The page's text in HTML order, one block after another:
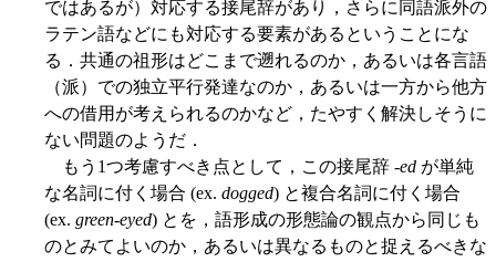
ではあるが）対応する接尾辞があり，さらに同語派外の
ラテン語などにも対応する要素があるということにな
る．共通の祖形はどこまで遡れるのか，あるいは各言語
（派）での独立平行発達なのか，あるいは一方から他方
への借用が考えられるのかなど，たやすく解決しそうに
ない問題のようだ．
もう1つ考慮すべき点として，この接尾辞 -ed が単純
な名詞に付く場合 (ex. dogged) と複合名詞に付く場合
(ex. green-eyed) とを，語形成の形態論の観点から同じも
のとみてよいのか，あるいは異なるものと捉えるべきな